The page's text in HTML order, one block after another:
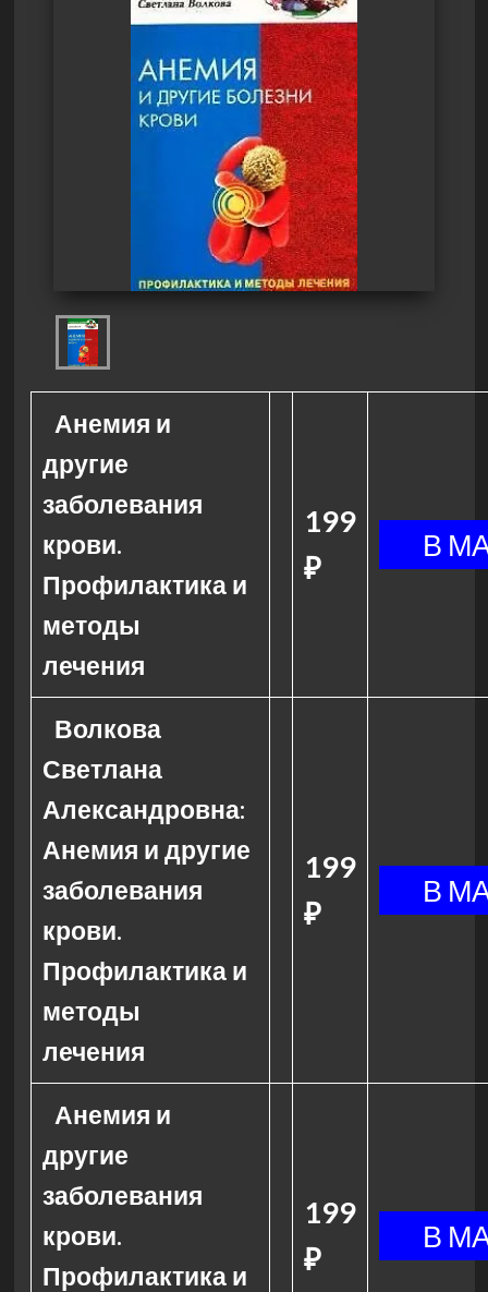
Анемия и
другие
заболевания
крови.
Профилактика и
методы
лечения
199
₽
Волкова
Светлана
Александровна:
Анемия и другие
заболевания
крови.
Профилактика и
методы
лечения
199
₽
Анемия и
другие
заболевания
крови.
Профилактика и
199
₽